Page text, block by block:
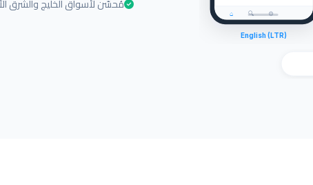
مُحسّن لأسواق الخليج والشرق
⌂ 🔍 ⚙
English (LTR)